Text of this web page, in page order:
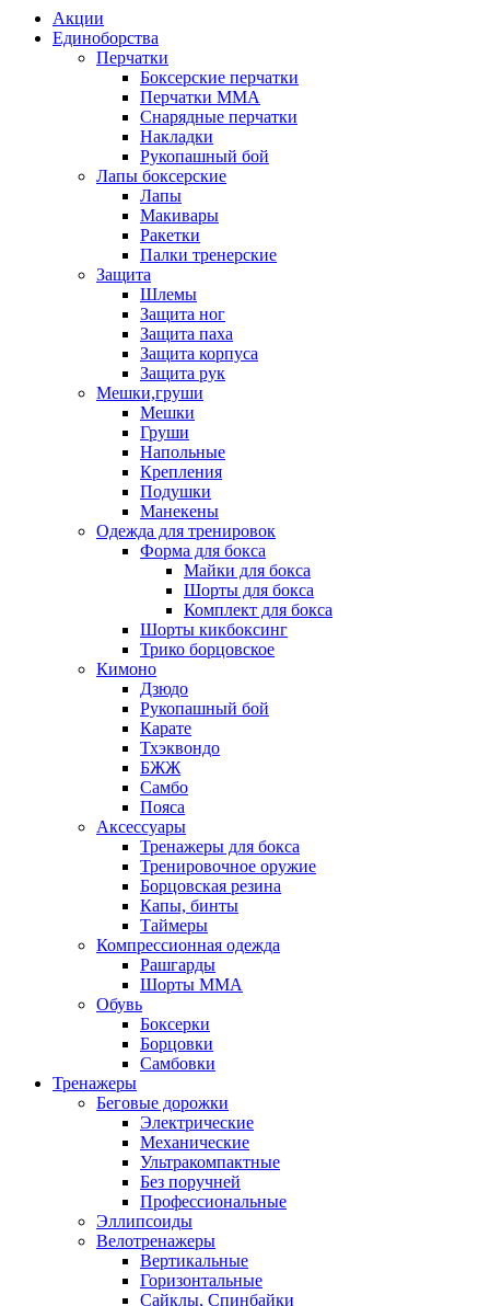
Акции
Единоборства
Перчатки
Боксерские перчатки
Перчатки ММА
Снарядные перчатки
Накладки
Рукопашный бой
Лапы боксерские
Лапы
Макивары
Ракетки
Палки тренерские
Защита
Шлемы
Защита ног
Защита паха
Защита корпуса
Защита рук
Мешки,груши
Мешки
Груши
Напольные
Крепления
Подушки
Манекены
Одежда для тренировок
Форма для бокса
Майки для бокса
Шорты для бокса
Комплект для бокса
Шорты кикбоксинг
Трико борцовское
Кимоно
Дзюдо
Рукопашный бой
Карате
Тхэквондо
БЖЖ
Самбо
Пояса
Аксессуары
Тренажеры для бокса
Тренировочное оружие
Борцовская резина
Капы, бинты
Таймеры
Компрессионная одежда
Рашгарды
Шорты MMA
Обувь
Боксерки
Борцовки
Самбовки
Тренажеры
Беговые дорожки
Электрические
Механические
Ультракомпактные
Без поручней
Профессиональные
Эллипсоиды
Велотренажеры
Вертикальные
Горизонтальные
Сайклы, Спинбайки